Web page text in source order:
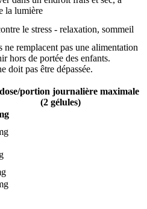
la lumière
le stress - relaxation, sommeil
remplacent pas une alimentation
hors de portée des enfants.
doit pas être dépassée.
portion journalière maximale
(2 gélules)